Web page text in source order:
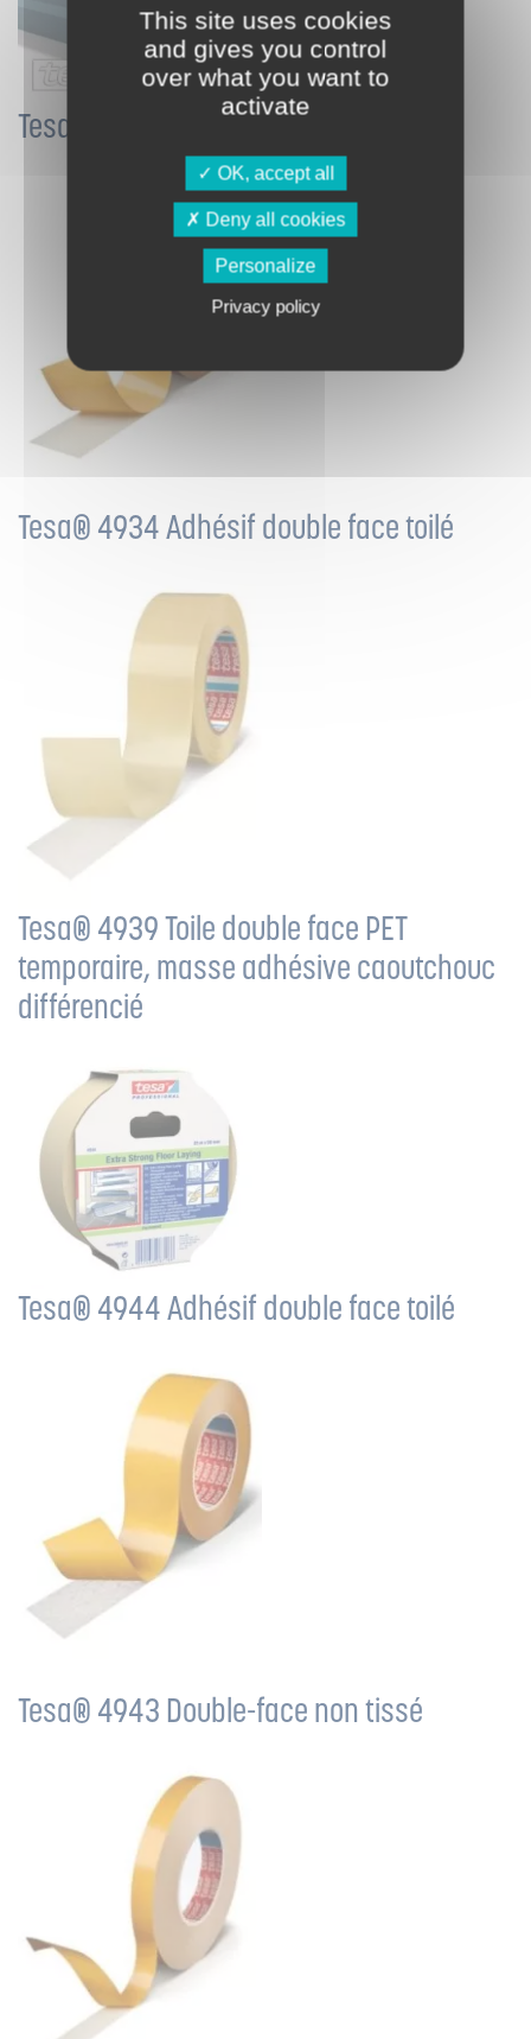
Tesa® 4928 Adhésif double face
Tesa® 4934 Adhésif double face toilé
Tesa® 4939 Toile double face PET
temporaire, masse adhésive caoutchouc
différencié
Tesa® 4944 Adhésif double face toilé
Tesa® 4943 Double-face non tissé
This site uses cookies
and gives you control
over what you want to
activate
OK, accept all
Deny all cookies
Personalize
Privacy policy